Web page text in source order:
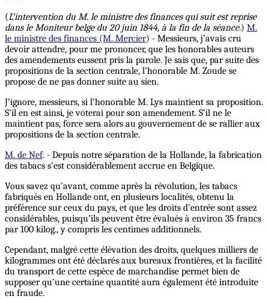
(L’intervention du M. le ministre des finances qui suit est reprise
dans le Moniteur belge du 20 juin 1844, à la fin de la séance.) M.
le ministre des finances (M. Mercier) - Messieurs, j’avais cru
devoir attendre, pour me prononcer, que les honorables auteurs
des amendements eussent pris la parole. Je sais que, par suite des
propositions de la section centrale, l’honorable M. Zoude se
propose de ne pas donner suite au sien.
J’ignore, messieurs, si l’honorable M. Lys maintient sa proposition.
S’il en est ainsi, je voterai pour son amendement. S’il ne le
maintient pas, force sera alors au gouvernement de se rallier aux
propositions de la section centrale.
M. de Nef. - Depuis notre séparation de la Hollande, la fabrication
des tabacs s’est considérablement accrue en Belgique.
Vous savez qu’avant, comme après la révolution, les tabacs
fabriqués en Hollande ont, en plusieurs localités, obtenu la
préférence sur ceux du pays, et que les droits d’entrée sont assez
considérables, puisqu’ils peuvent être évalués à environ 35 francs
par 100 kilog., y compris les centimes additionnels.
Cependant, malgré cette élévation des droits, quelques milliers de
kilogrammes ont été déclarés aux bureaux frontières, et la facilité
du transport de cette espèce de marchandise permet bien de
supposer qu’une certaine quantité aura également été introduite
en fraude.